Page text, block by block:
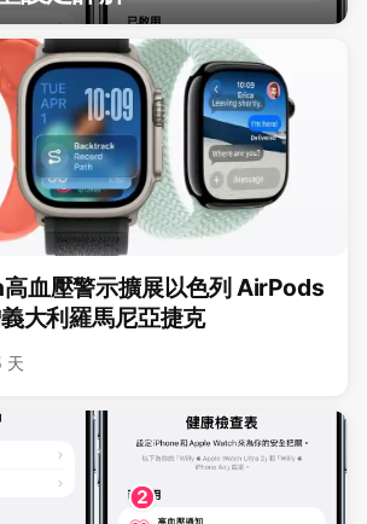
血壓警示擴展以色列 AirPods
大利羅馬尼亞捷克
天